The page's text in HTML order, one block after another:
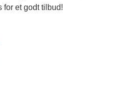
for et godt tilbud!